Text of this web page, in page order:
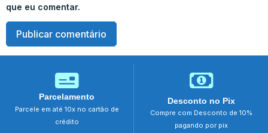
que eu comentar.
Parcelamento
Parcele em até 10x no cartão de
crédito
Desconto no Pix
Compre com Desconto de 10%
pagando por pix